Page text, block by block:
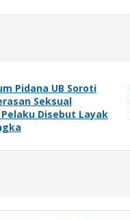
Pidana UB Soroti
Seksual
Disebut Layak